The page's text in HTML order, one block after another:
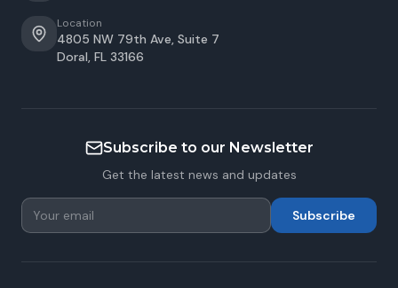
Location
4805 NW 79th Ave, Suite 7
Doral, FL 33166
Subscribe to our Newsletter
Get the latest news and updates
Subscribe